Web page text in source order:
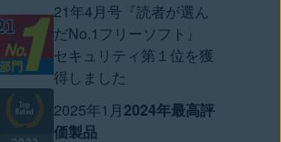
21年4月号『読者が選ん
だNo.1フリーソフト』
セキュリティ第１位を獲
得しました
2025年1月 2024年最高評
価製品